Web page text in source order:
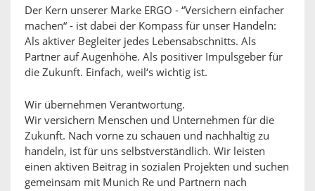
Der Kern unserer Marke ERGO - “Versichern einfacher
machen“ - ist dabei der Kompass für unser Handeln:
Als aktiver Begleiter jedes Lebensabschnitts. Als
Partner auf Augenhöhe. Als positiver Impulsgeber für
die Zukunft. Einfach, weil‘s wichtig ist.
Wir übernehmen Verantwortung.
Wir versichern Menschen und Unternehmen für die
Zukunft. Nach vorne zu schauen und nachhaltig zu
handeln, ist für uns selbstverständlich. Wir leisten
einen aktiven Beitrag in sozialen Projekten und suchen
gemeinsam mit Munich Re und Partnern nach